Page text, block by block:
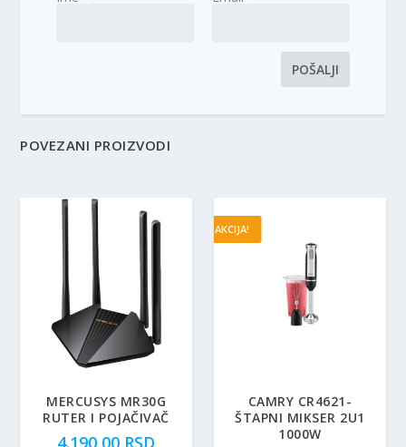
POVEZANI PROIZVODI
MERCUSYS MR30G
RUTER I POJAČIVAČ
AKCIJA!
CAMRY CR4621-
ŠTAPNI MIKSER 2U1
1000W